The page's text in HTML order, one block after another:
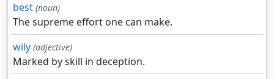
best (noun)
The supreme effort one can make.
wily (adjective)
Marked by skill in deception.